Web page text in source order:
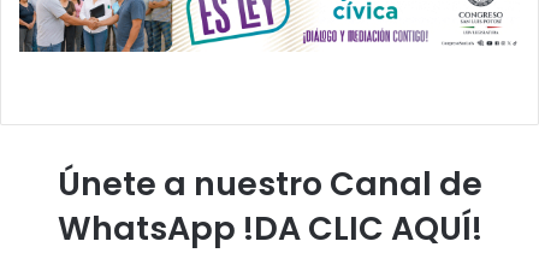
Únete a nuestro Canal de
WhatsApp !DA CLIC AQUÍ!